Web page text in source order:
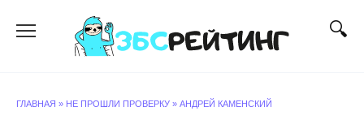
содержанию
ГЛАВНАЯ » НЕ ПРОШЛИ ПРОВЕРКУ » АНДРЕЙ КАМЕНСКИЙ